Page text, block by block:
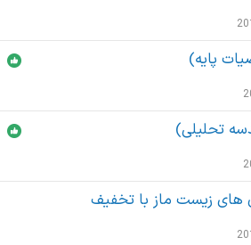
ن
پایه)
تحلیلی)
های زیست ماز با تخفیف